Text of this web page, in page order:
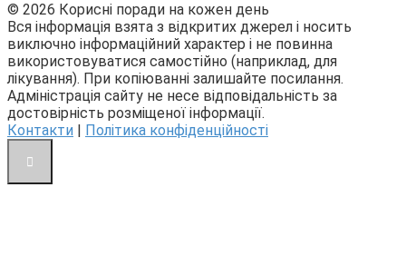
© 2026 Корисні поради на кожен день
Вся інформація взята з відкритих джерел і носить
виключно інформаційний характер і не повинна
використовуватися самостійно (наприклад, для
лікування). При копіюванні залишайте посилання.
Адміністрація сайту не несе відповідальність за
достовірність розміщеної інформації.
Контакти | Політика конфіденційності